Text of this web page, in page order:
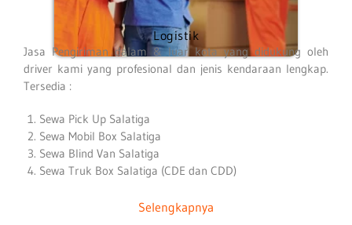
Logistik
Jasa Pengiriman dalam & luar kota yang didukung oleh
driver kami yang profesional dan jenis kendaraan lengkap.
Tersedia :
Sewa Pick Up Salatiga
Sewa Mobil Box Salatiga
Sewa Blind Van Salatiga
Sewa Truk Box Salatiga (CDE dan CDD)
Selengkapnya